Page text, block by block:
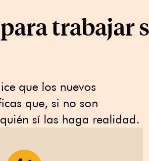
trabajar
que los nuevos
que, si no son
sí las haga realidad.